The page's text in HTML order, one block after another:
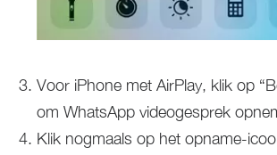
Voor iPhone met AirPlay, klik op
om WhatsApp videogesprek
Klik nogmaals op het opname-